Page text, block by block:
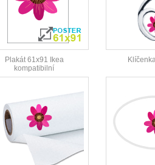
Plakát 61x91 Ikea
kompatibilní